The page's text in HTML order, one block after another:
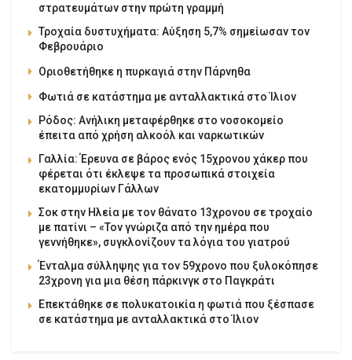
στρατευμάτων στην πρώτη γραμμή
Τροχαία δυστυχήματα: Αύξηση 5,7% σημείωσαν τον
Φεβρουάριο
Οριοθετήθηκε η πυρκαγιά στην Πάρνηθα
Φωτιά σε κατάστημα με ανταλλακτικά στο Ίλιον
Ρόδος: Ανήλικη μεταφέρθηκε στο νοσοκομείο
έπειτα από χρήση αλκοόλ και ναρκωτικών
Γαλλία: Έρευνα σε βάρος ενός 15χρονου χάκερ που
φέρεται ότι έκλεψε τα προσωπικά στοιχεία
εκατομμυρίων Γάλλων
Σοκ στην Ηλεία με τον θάνατο 13χρονου σε τροχαίο
με πατίνι – «Τον γνώριζα από την ημέρα που
γεννήθηκε», συγκλονίζουν τα λόγια του γιατρού
Ένταλμα σύλληψης για τον 59χρονο που ξυλοκόπησε
23χρονη για μια θέση πάρκινγκ στο Παγκράτι
Επεκτάθηκε σε πολυκατοικία η φωτιά που ξέσπασε
σε κατάστημα με ανταλλακτικά στο Ίλιον